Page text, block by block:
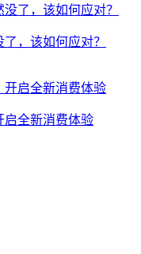
，该如何应对？
启全新消费体验